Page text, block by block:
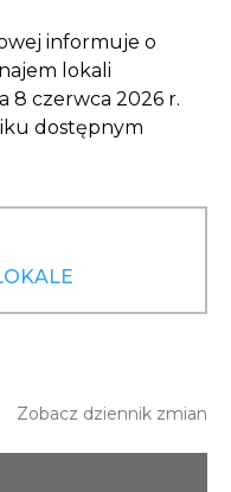
informuje o
lokali
8 czerwca 2026 r.
dostępnym
Zobacz dziennik zmian